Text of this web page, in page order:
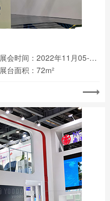
展会时间：2022年11月05-10日
展台面积：72m²